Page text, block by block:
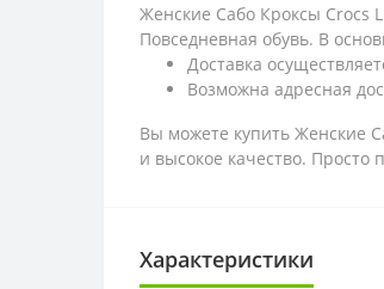
Женские Сабо Кроксы Crocs
Повседневная обувь. В
Доставка
Возможна адресная
Вы можете купить Женские
и высокое качество.
Характеристики